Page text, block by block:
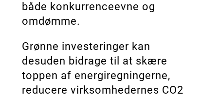
både konkurrenceevne og
omdømme.
Grønne investeringer kan
desuden bidrage til at skære
toppen af energiregningerne,
reducere virksomhedernes CO2